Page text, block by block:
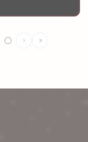
○